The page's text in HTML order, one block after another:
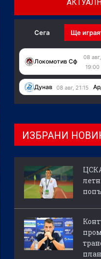
Сега Ще
Локомотив Сф
08 авг,
19:00
Дунав 08 авг, 21:15
ИЗБРАНИ